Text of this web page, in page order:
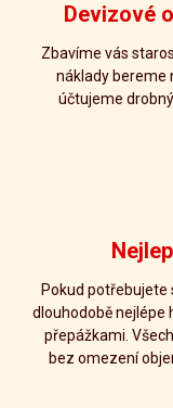
Devizové
Zbavíme vás
náklady bereme
účtujeme
Pokud potřebujete
dlouhodobě nejlépe
přepážkami.
bez omezení